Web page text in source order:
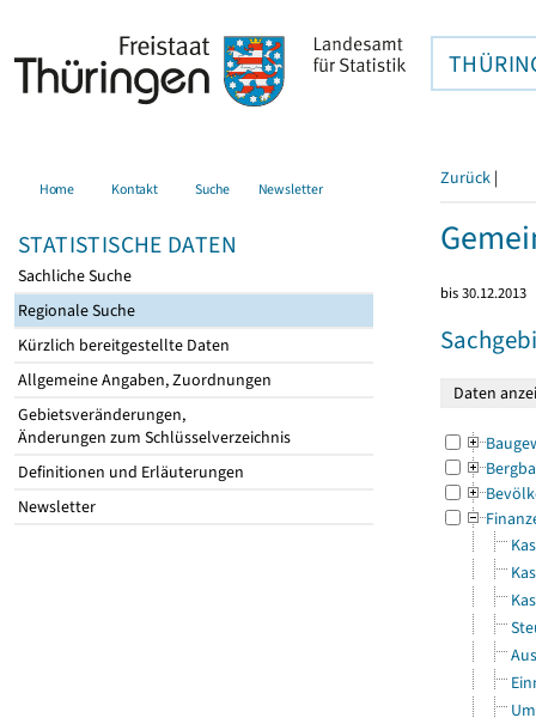
Home Kontakt Suche Newsletter
STATISTISCHE DATEN
Sachliche Suche
Regionale Suche
Kürzlich bereitgestellte Daten
Allgemeine Angaben, Zuordnungen
Gebietsveränderungen,
Änderungen zum Schlüsselverzeichnis
Definitionen und Erläuterungen
Newsletter
Zurück |
bis 30.12.2013